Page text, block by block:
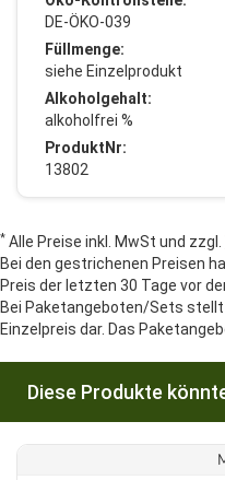
DE-ÖKO-039
Füllmenge:
siehe Einzelprodukt
Alkoholgehalt:
alkoholfrei %
ProduktNr:
13802
* Alle Preise inkl. MwSt und zzgl.
Bei den gestrichenen Preisen
Preis der letzten 30 Tage vor
Bei Paketangeboten/Sets
Einzelpreis dar. Das
Diese Produkte